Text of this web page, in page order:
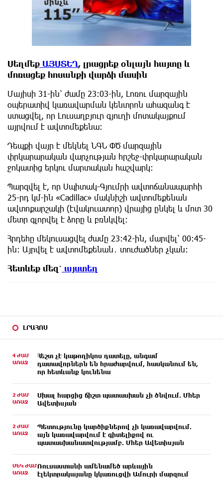
ԼՐԱՀՈՍ
4 ԺԱՄ
ԱՌԱՋ
Հեշտ չէ կաթողիկոս դատելը, անգամ
դատավորներն են հրաժարվում, հասկանում են,
որ հետևանք կունենա
2 ԺԱՄ
ԱՌԱՋ
Սխալ հարցից ճիշտ պատասխան չի ծնվում. Մհեր
Ավետիսյան
2 ԺԱՄ
ԱՌԱՋ
Պետությունը կարծիքներով չի կառավարվում.
այն կառավարվում է գիտելիքով ու
պատասխանատվությամբ. Մհեր Ավետիսյան
ՄԵԿ ԺԱՄ
ԱՌԱՋ
Ռուսաստանի ամենամեծ արևային
էլեկտրակայանը կկառուցվի Ամուրի մարզում
Սեղմեք ԱՅՍՏԵՂ, լրացրեք օնլայն հայտը և
մոռացեք հոսանքի վարձի մասին
Մայիսի 31-ին՝ ժամը 23:03-ին, Լոռու մարզային
օպերատիվ կառավարման կենտրոն ահազանգ է
ստացվել, որ Լուսաղբյուր գյուղի մոտակայքում
այրվում է ավտոմեքենա։
Դեպքի վայր է մեկնել ՆԳՆ ՓԾ մարզային
փրկարարական վարչության հրշեջ-փրկարարական
ջոկատից երկու մարտական հաշվարկ։
Պարզվել է, որ Սպիտակ-Գյումրի ավտոճանապարհի
25-րդ կմ-ին «Cadillac» մակնիշի ավտոմեքենան
ավտոքարշակի (էվակուատոր) վրայից ընկել և մոտ 30
մետր գլորվել է ձորը և բռնկվել։
Հրդեհը մեկուսացվել ժամը 23։42-ին, մարվել՝ 00։45-
ին։ Այրվել է ավտոմեքենան․ տուժածներ չկան։
Հետևեք մեզ՝ այստեղ